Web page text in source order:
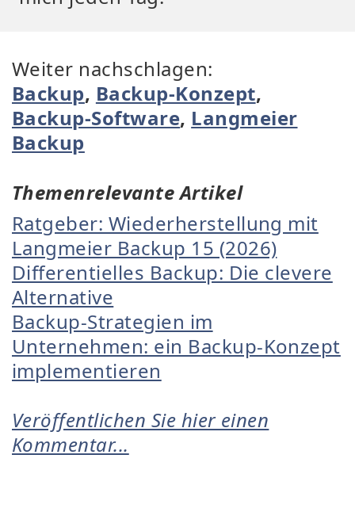
Weiter nachschlagen:
Backup, Backup-Konzept,
Backup-Software, Langmeier
Backup
Themenrelevante Artikel
Ratgeber: Wiederherstellung mit
Langmeier Backup 15 (2026)
Differentielles Backup: Die clevere
Alternative
Backup-Strategien im
Unternehmen: ein Backup-Konzept
implementieren
Veröffentlichen Sie hier einen
Kommentar...